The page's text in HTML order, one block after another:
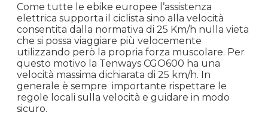
Come tutte le ebike europee l’assistenza
elettrica supporta il ciclista sino alla velocità
consentita dalla normativa di 25 Km/h nulla vieta
che si possa viaggiare più velocemente
utilizzando però la propria forza muscolare. Per
questo motivo la Tenways CGO600 ha una
velocità massima dichiarata di 25 km/h. In
generale è sempre importante rispettare le
regole locali sulla velocità e guidare in modo
sicuro.